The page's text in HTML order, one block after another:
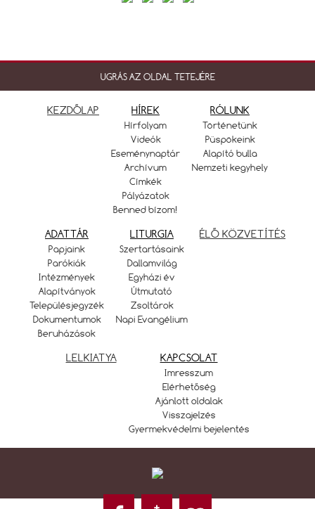
UGRÁS AZ OLDAL TETEJÉRE
KEZDŐLAP HÍREK
Hírfolyam
Videók
Eseménynaptár
Archívum
Címkék
Pályázatok
Benned bízom!
RÓLUNK
Történetünk
Püspökeink
Alapító bulla
Nemzeti kegyhely
ADATTÁR
Papjaink
Parókiák
Intézmények
Alapítványok
Településjegyzék
Dokumentumok
Beruházások
LITURGIA
Szertartásaink
Dallamvilág
Egyházi év
Útmutató
Zsoltárok
Napi Evangélium
ÉLŐ KÖZVETÍTÉS
LELKIATYA KAPCSOLAT
Imresszum
Elérhetőség
Ajánlott oldalak
Visszajelzés
Gyermekvédelmi bejelentés